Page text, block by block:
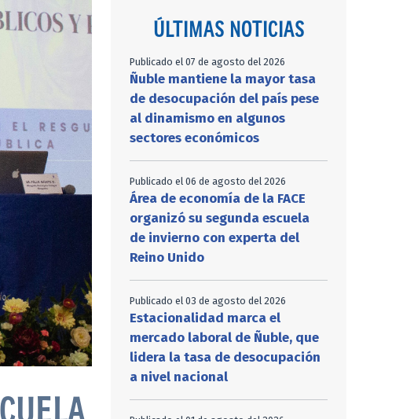
ÚLTIMAS NOTICIAS
Publicado el 07 de agosto del 2026
Ñuble mantiene la mayor tasa
de desocupación del país pese
al dinamismo en algunos
sectores económicos
Publicado el 06 de agosto del 2026
Área de economía de la FACE
organizó su segunda escuela
de invierno con experta del
Reino Unido
Publicado el 03 de agosto del 2026
Estacionalidad marca el
mercado laboral de Ñuble, que
lidera la tasa de desocupación
a nivel nacional